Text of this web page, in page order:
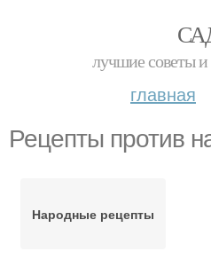
лучшие советы и
главная
Рецепты против
Народные рецепты